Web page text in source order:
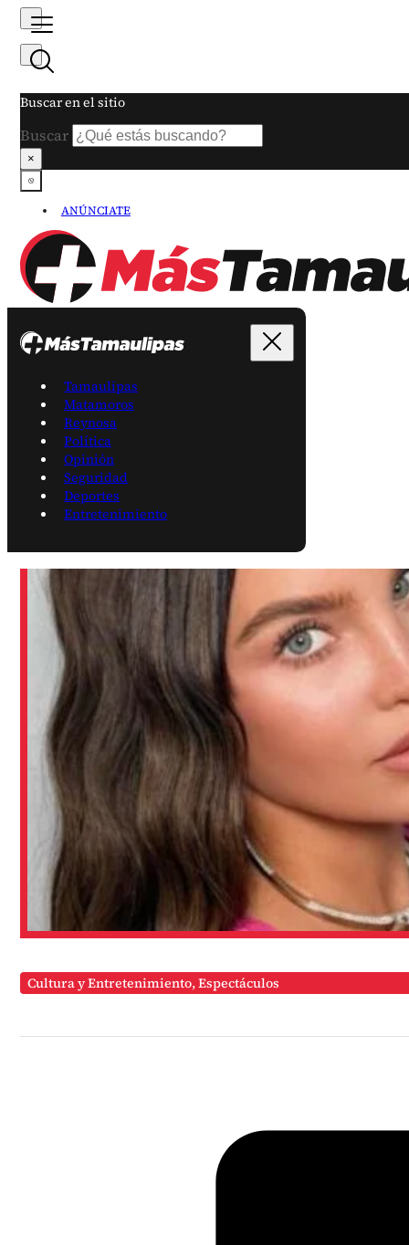
Buscar en el sitio
Buscar
×
ANÚNCIATE
Tamaulipas
Matamoros
Reynosa
Política
Opinión
Seguridad
Deportes
Entretenimiento
Cultura y Entretenimiento,Espectáculos